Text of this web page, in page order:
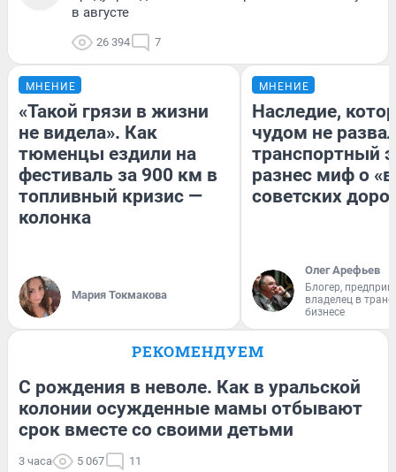
в августе
26 394 7
МНЕНИЕ
«Такой грязи в жизни
не видела». Как
тюменцы ездили на
фестиваль за 900 км в
топливный кризис —
колонка
Мария Токмакова
МНЕНИЕ
Наследие,
чудом не
транспортный
разнес миф о
советских
Олег Арефьев
Блогер,
владелец в
бизнесе
РЕКОМЕНДУЕМ
С рождения в неволе. Как в уральской
колонии осужденные мамы отбывают
срок вместе со своими детьми
3 часа 5 067 11